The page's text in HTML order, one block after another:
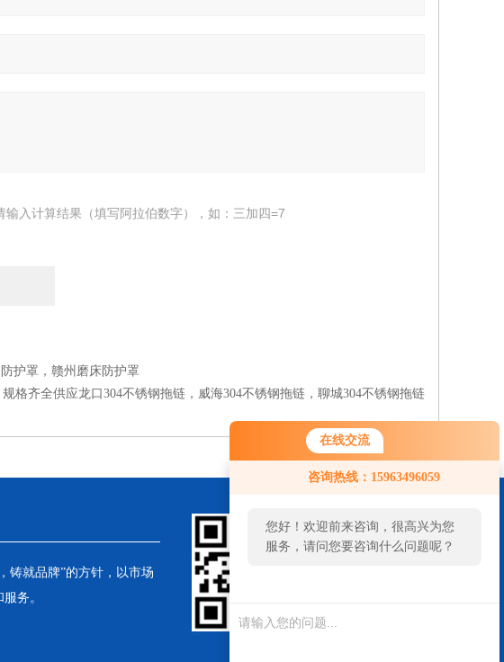
在线交流
咨询热线：15963496059
您好！欢迎前来咨询，很高兴为您
服务，请问您要咨询什么问题呢？
输入计算结果（填写阿拉伯数字），如：三加四=7
护罩，赣州磨床防护罩
规格齐全供应龙口304不锈钢拖链，威海304不锈钢拖链，聊城304不锈钢拖链
铸就品牌”的方针，以市场
务。